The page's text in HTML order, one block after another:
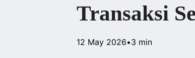
Transaksi
12 May 2026•3 min